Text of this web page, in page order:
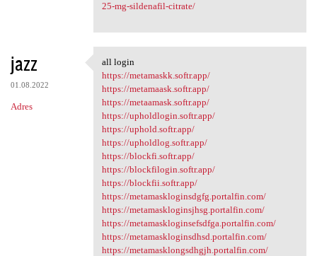
25-mg-sildenafil-citrate/
jazz
01.08.2022
Adres
all login
all login
https://metamaskk.softr.app/
https://metamaask.softr.app/
https://metaamask.softr.app/
https://upholdlogin.softr.app/
https://uphold.softr.app/
https://upholdlog.softr.app/
https://blockfi.softr.app/
https://blockfilogin.softr.app/
https://blockfii.softr.app/
https://metamaskloginsdgfg.portalfin.com/
https://metamaskloginsjhsg.portalfin.com/
https://metamaskloginsefsdfga.portalfin.com/
https://metamaskloginsdhsd.portalfin.com/
https://metamasklongsdhgjh.portalfin.com/